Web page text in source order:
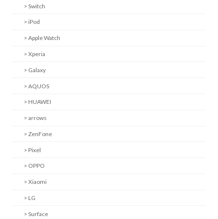
> Switch
> iPod
> Apple Watch
> Xperia
> Galaxy
> AQUOS
> HUAWEI
> arrows
> ZenFone
> Pixel
> OPPO
> Xiaomi
> LG
> Surface